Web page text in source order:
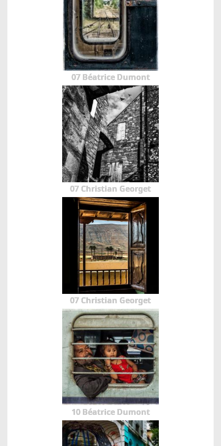
07 Béatrice Dumont
07 Christian Georget
07 Christian Georget
10 Béatrice Dumont